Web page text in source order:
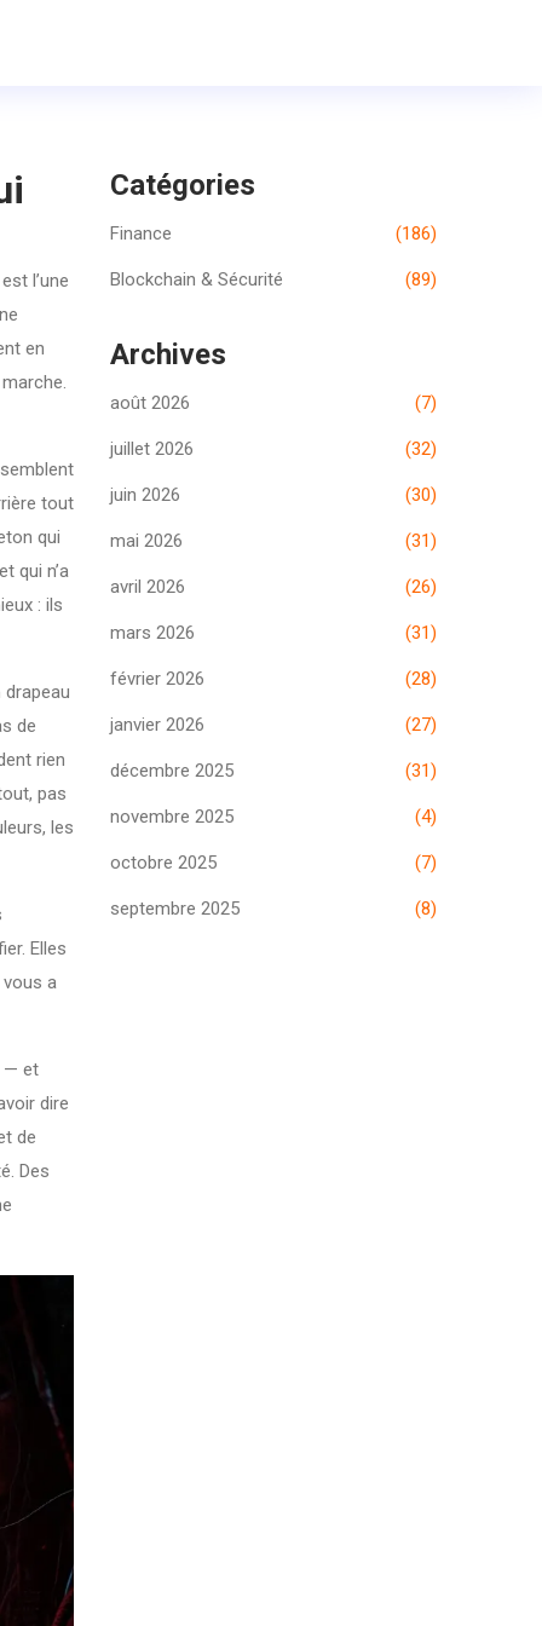
l’une
en
tout
qui
qui n’a
: ils
de
rien
pas
les
Elles
vous a
— et
dire
de
Des
Catégories
Finance (186)
Blockchain & Sécurité (89)
Archives
août 2026 (7)
juillet 2026 (32)
juin 2026 (30)
mai 2026 (31)
avril 2026 (26)
mars 2026 (31)
février 2026 (28)
janvier 2026 (27)
décembre 2025 (31)
novembre 2025 (4)
octobre 2025 (7)
septembre 2025 (8)